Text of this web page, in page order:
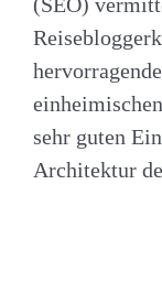
sehr guten
Architektur